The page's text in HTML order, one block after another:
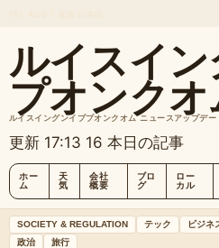
ルイスイ
プオンク
ルイスイングンイププオンクオム ニュースアップデー
更新 17:13 16 本日の記事
ホー
ム
天
気
会社
概要
ブロ
グ
ロー
カル
SOCIETY & REGULATION テック ビジネ
政治
旅行